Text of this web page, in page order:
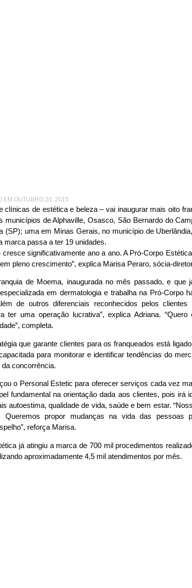
EM OUTUBRO 20, 2015
clínicas de estética e beleza – vai inaugurar mais oito
de Alphaville, Osasco, São Bernardo do
(SP); uma em Minas Gerais, no município de
marca passa a ter 19 unidades.
significativamente ano a ano. A Pró-Corpo
pleno crescimento”, explica Marisa Peraro, sócia-
de Moema, inaugurada no mês passado, e que
em dermatologia e trabalha na Pró-Corpo
de outros diferenciais reconhecidos pelos
ter uma operação lucrativa”, explica Adriana.
completa.
que garante clientes para os franqueados está
para monitorar e identificar tendências do
concorrência.
o Personal Estetic para oferecer serviços cada vez
fundamental na orientação dada aos clientes, pois irá
autoestima, qualidade de vida, saúde e bem estar.
propor mudanças na vida das pessoas
reforça Marisa.
já atingiu a marca de 700 mil procedimentos
aproximadamente 4,5 mil atendimentos por mês.